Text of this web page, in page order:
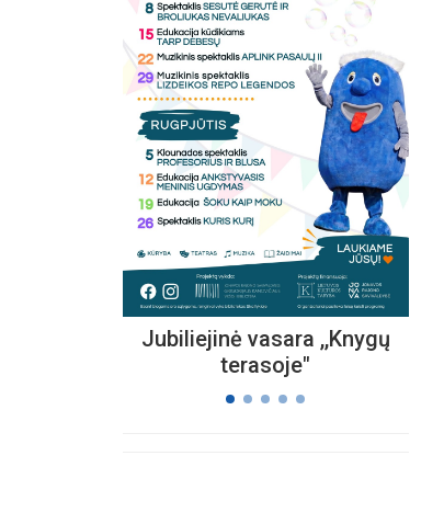
Jubiliejinė vasara ,,Knygų
terasoje"